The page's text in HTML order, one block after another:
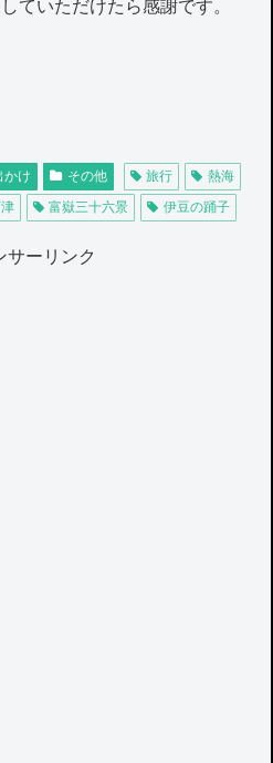
ていただけたら感謝です。
かけ その他 旅行
熱海
富嶽三十六景 伊豆の踊子
サーリンク